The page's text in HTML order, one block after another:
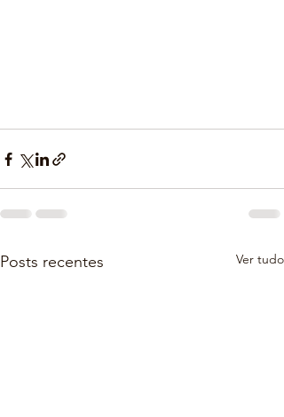
Posts recentes Ver tudo